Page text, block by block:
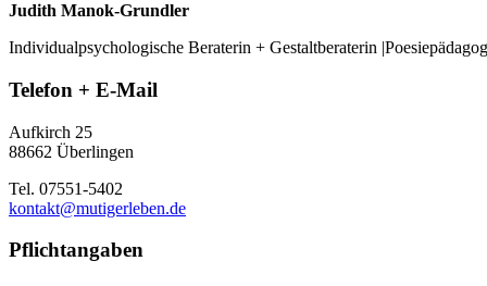
Judith Manok-Grundler
Individualpsychologische Beraterin + Gestaltberaterin
Telefon + E-Mail
Aufkirch 25
88662 Überlingen
Tel. 07551-5402
kontakt@mutigerleben.de
Pflichtangaben